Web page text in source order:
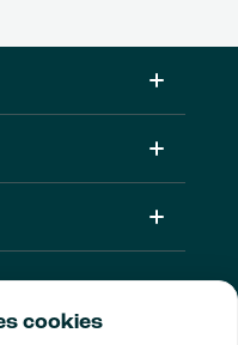
cookies